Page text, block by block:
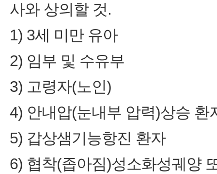
사와 상의할 것.
1) 3세 미만 유아
2) 임부 및 수유부
3) 고령자(노인)
4) 안내압(눈내부 압력)상승 환
5) 갑상샘기능항진 환자
6) 협착(좁아짐)성소화성궤양